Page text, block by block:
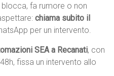
fa rumore o non
chiama subito il
per un intervento.
SEA a Recanati, con
fissa un intervento allo